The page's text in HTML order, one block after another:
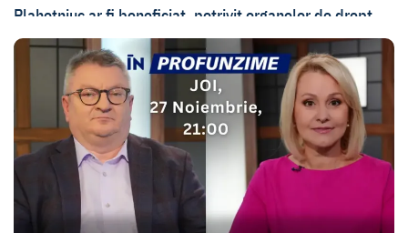
Plahotniuc ar fi beneficiat, potrivit organelor de drept,
de aproape 40 de milioane de dolari și 3,5 milioane de
euro din jaful bancar. Cine sunt apărătorii lui Plahotniuc
și care este strategia acestora, s-a discutat cu avocatul
Ștefan Gligor, fostul ministru al Justitiei, Fadei
Nagacevschi, care se declară„expert-observator”la
proces, și Andrei Curăraru, expert WatchDog.